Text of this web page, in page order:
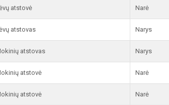
atstovė Narė
atstovas Narys
atstovas Narys
atstovė Narė
atstovė Narė